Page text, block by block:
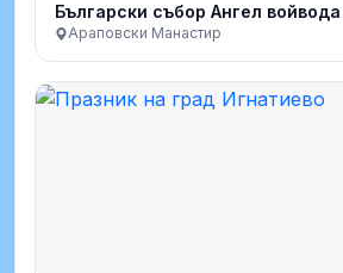
Български събор Ангел войвода
Араповски Манастир